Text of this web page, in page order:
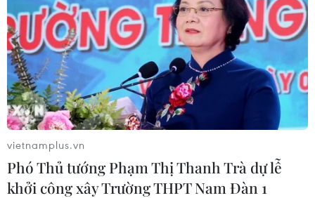
TIN LIÊN QUAN
vietnamplus.vn
Phó Thủ tướng Phạm Thị Thanh Trà dự lễ
khởi công xây Trường THPT Nam Đàn 1